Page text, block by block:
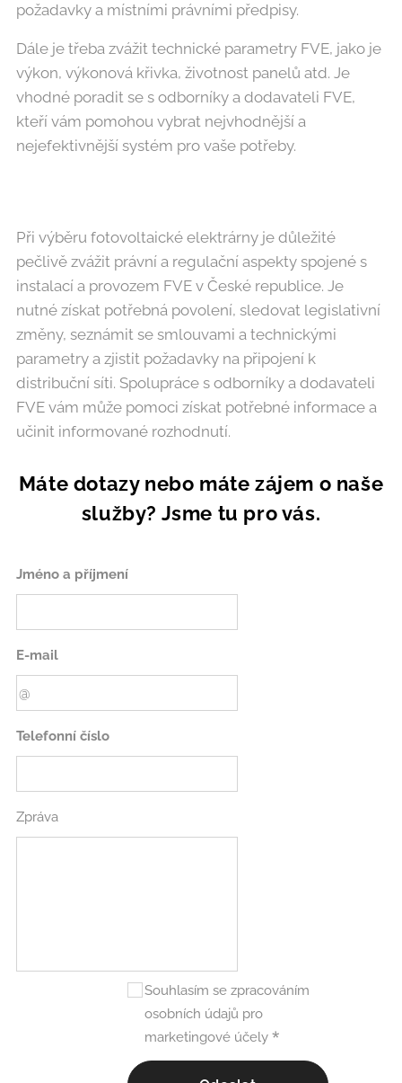
požadavky a místními právními předpisy.
Dále je třeba zvážit technické parametry FVE, jako je
výkon, výkonová křivka, životnost panelů atd. Je
vhodné poradit se s odborníky a dodavateli FVE,
kteří vám pomohou vybrat nejvhodnější a
nejefektivnější systém pro vaše potřeby.
Při výběru fotovoltaické elektrárny je důležité
pečlivě zvážit právní a regulační aspekty spojené s
instalací a provozem FVE v České republice. Je
nutné získat potřebná povolení, sledovat legislativní
změny, seznámit se smlouvami a technickými
parametry a zjistit požadavky na připojení k
distribuční síti. Spolupráce s odborníky a dodavateli
FVE vám může pomoci získat potřebné informace a
učinit informované rozhodnutí.
Máte dotazy nebo máte zájem o naše
služby? Jsme tu pro vás.
Jméno a příjmení
E-mail
Telefonní číslo
Zpráva
Souhlasím se zpracováním
osobních údajů pro
marketingové účely